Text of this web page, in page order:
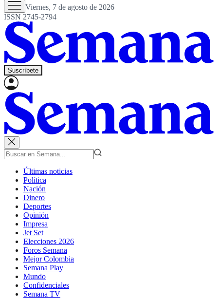
Viernes, 7 de agosto de 2026
ISSN 2745-2794
Suscríbete
Últimas noticias
Política
Nación
Dinero
Deportes
Opinión
Impresa
Jet Set
Elecciones 2026
Foros Semana
Mejor Colombia
Semana Play
Mundo
Confidenciales
Semana TV